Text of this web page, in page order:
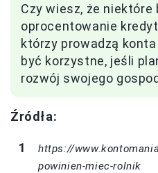
Czy wiesz, że
oprocentowanie
którzy prowadzą
być korzystne, jeśli
rozwój swojego
Źródła:
https://
powinien-miec-rolnik